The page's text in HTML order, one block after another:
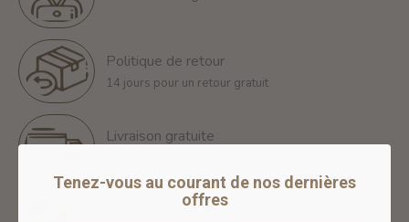
Politique de retour
14 jours pour un retour gratuit
Livraison gratuite
Paiements 100% sécurisés
Tenez-vous au courant de nos dernières
offres